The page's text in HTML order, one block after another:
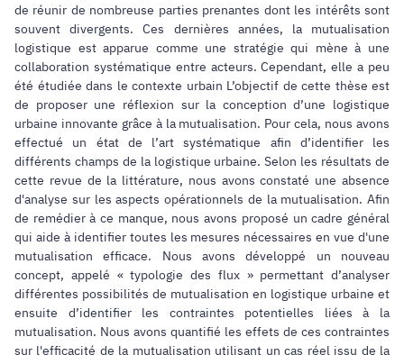
de réunir de nombreuse parties prenantes dont les intérêts sont
souvent divergents. Ces dernières années, la mutualisation
logistique est apparue comme une stratégie qui mène à une
collaboration systématique entre acteurs. Cependant, elle a peu
été étudiée dans le contexte urbain L’objectif de cette thèse est
de proposer une réflexion sur la conception d’une logistique
urbaine innovante grâce à la mutualisation. Pour cela, nous avons
effectué un état de l’art systématique afin d’identifier les
différents champs de la logistique urbaine. Selon les résultats de
cette revue de la littérature, nous avons constaté une absence
d'analyse sur les aspects opérationnels de la mutualisation. Afin
de remédier à ce manque, nous avons proposé un cadre général
qui aide à identifier toutes les mesures nécessaires en vue d'une
mutualisation efficace. Nous avons développé un nouveau
concept, appelé « typologie des flux » permettant d’analyser
différentes possibilités de mutualisation en logistique urbaine et
ensuite d’identifier les contraintes potentielles liées à la
mutualisation. Nous avons quantifié les effets de ces contraintes
sur l'efficacité de la mutualisation utilisant un cas réel issu de la